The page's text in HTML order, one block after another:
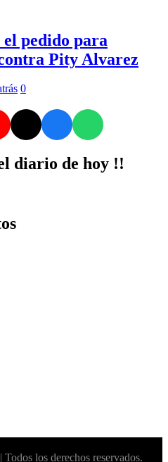
pedido para
Pity Alvarez
0
diario de hoy !!
los derechos reservados.